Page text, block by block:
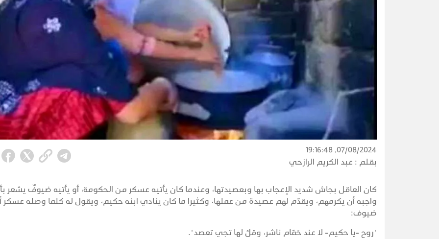
07/08/2024, 19:16:48
بقلم : عبد الكريم الرازحي
كان العاقل بجاش شديد الإعجاب بها وبعصيدتها، وعندما كان يأتيه عسكر من الحكومة، أو يأتيه ضيوفٌ يشعر
واجبه أن يكرمهم، ويقدّم لهم عصيدة من عملها، وكثيرا ما كان ينادي ابنه حكيم، ويقول له كلما وصله عسكر
ضيوف:
"روح -يا حكيم- لا عند حَمَام ناشر، وقلْ لها تجي تعصد".